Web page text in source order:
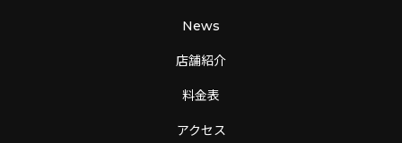
News
店舗紹介
料金表
アクセス